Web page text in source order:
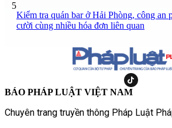
5
Kiểm tra quán bar ở Hải Phòng, công an
cười cùng nhiều hóa đơn liên quan
BÁO PHÁP LUẬT VIỆT NAM
Chuyên trang truyền thông Pháp Luật